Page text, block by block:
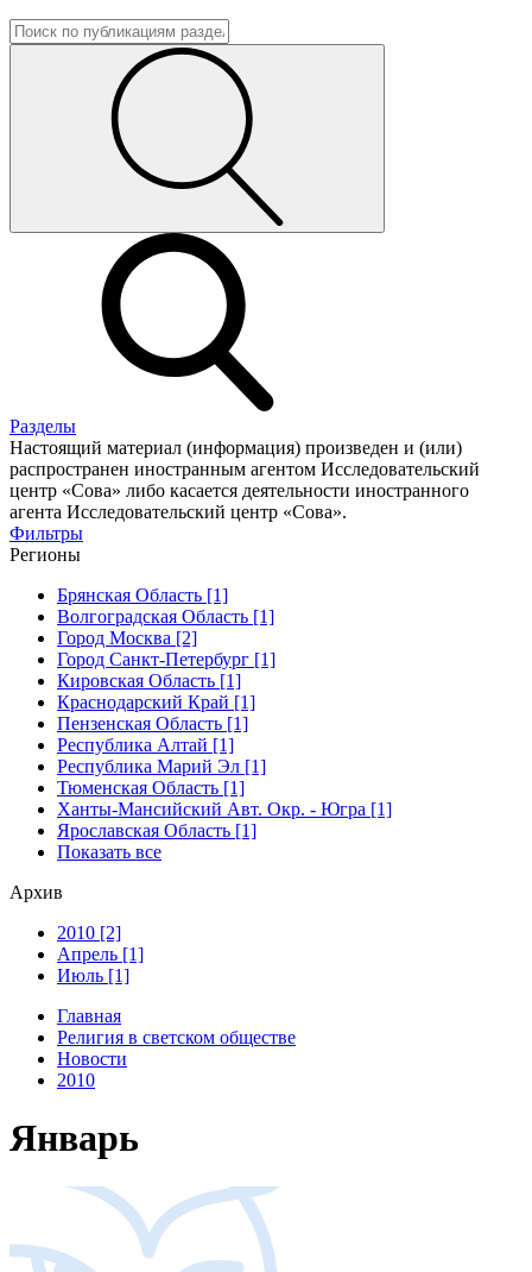
Разделы
Настоящий материал (информация) произведен и (или)
распространен иностранным агентом Исследовательский
центр «Сова» либо касается деятельности иностранного
агента Исследовательский центр «Сова».
Фильтры
Регионы
Брянская Область [1]
Волгоградская Область [1]
Город Москва [2]
Город Санкт-Петербург [1]
Кировская Область [1]
Краснодарский Край [1]
Пензенская Область [1]
Республика Алтай [1]
Республика Марий Эл [1]
Тюменская Область [1]
Ханты-Мансийский Авт. Окр. - Югра [1]
Ярославская Область [1]
Показать все
Архив
2010 [2]
Апрель [1]
Июль [1]
Главная
Религия в светском обществе
Новости
2010
Январь